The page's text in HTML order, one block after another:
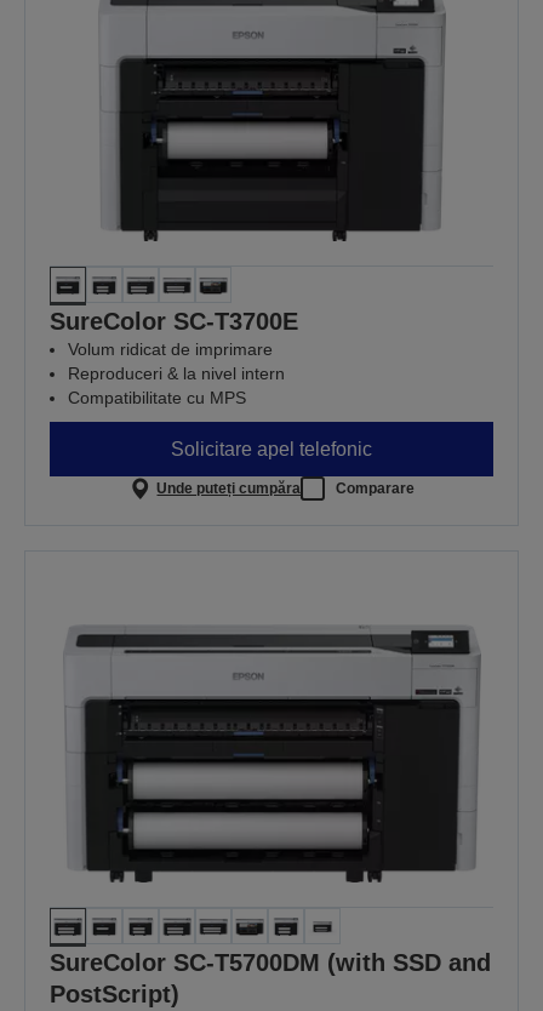
SureColor SC-T3700E
Volum ridicat de imprimare
Reproduceri & la nivel intern
Compatibilitate cu MPS
Solicitare apel telefonic
Unde puteți cumpăra Comparare
SureColor SC-T5700DM (with SSD and
PostScript)